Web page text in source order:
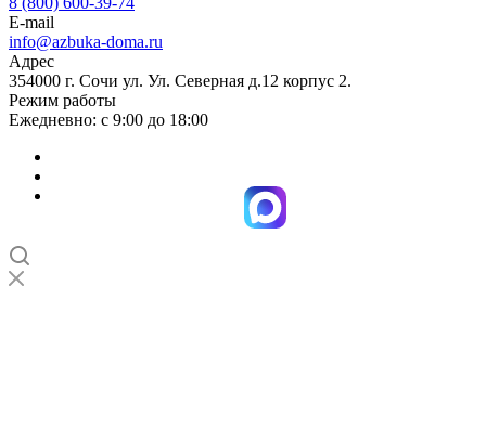
E-mail
info@azbuka-doma.ru
Адрес
354000 г. Сочи ул. Ул. Северная д.12 корпус 2.
Режим работы
Ежедневно: с 9:00 до 18:00